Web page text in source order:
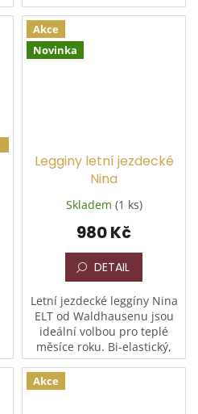
pohlaví. Je vyroben z
extrémně měkkého a
„mazlivého“...
Akce
Novinka
Legginy letní jezdecké
Nina
Skladem (1 ks)
980 Kč
DETAIL
Letní jezdecké leggíny Nina
ELT od Waldhausenu jsou
ideální volbou pro teplé
měsíce roku. Bi-elastický,
prodyšný a vodoodpudivý
materiál s celosilikonovým
sedem zajišťuje...
Akce